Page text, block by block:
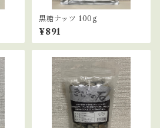
黒糖ナッツ 100g
¥891